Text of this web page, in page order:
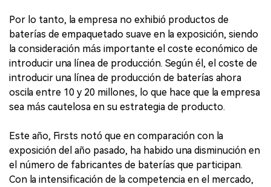
Por lo tanto, la empresa no exhibió productos de
baterías de empaquetado suave en la exposición, siendo
la consideración más importante el coste económico de
introducir una línea de producción. Según él, el coste de
introducir una línea de producción de baterías ahora
oscila entre 10 y 20 millones, lo que hace que la empresa
sea más cautelosa en su estrategia de producto.
Este año, Firsts notó que en comparación con la
exposición del año pasado, ha habido una disminución en
el número de fabricantes de baterías que participan.
Con la intensificación de la competencia en el mercado,